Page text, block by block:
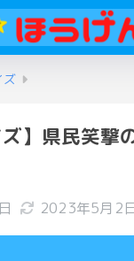
ズ
ズ】県民笑撃
2023年5月2